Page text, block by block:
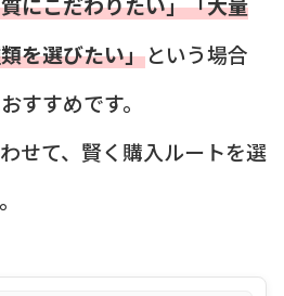
を選びたい」という場合
すすめです。
せて、賢く購入ルートを選